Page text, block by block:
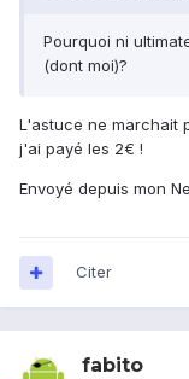
Pourquoi ni
(dont moi)?
L'astuce ne marchait
j'ai payé les 2€ !
Envoyé depuis mon
Citer
fabito